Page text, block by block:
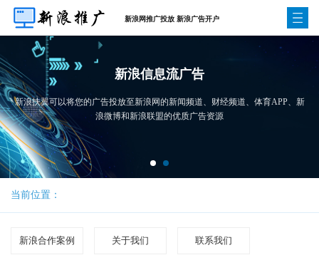
新浪网推广投放 新浪广告开户
新浪信息流广告
新浪扶翼可以将您的广告投放至新浪网的新闻频道、财经频道、体育APP、新
浪微博和新浪联盟的优质广告资源
当前位置：
新浪合作案例 关于我们 联系我们